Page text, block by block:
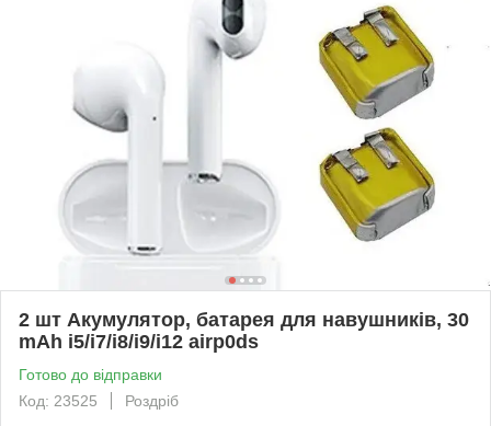
2 шт Акумулятор, батарея для навушників, 30
mAh i5/i7/i8/i9/i12 airp0ds
Готово до відправки
Код: 23525
Роздріб